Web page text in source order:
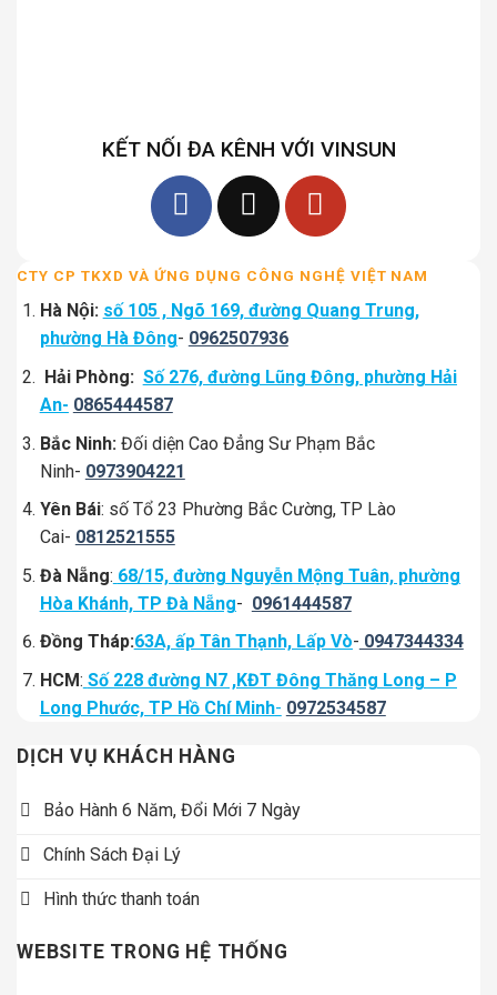
KẾT NỐI ĐA KÊNH VỚI VINSUN
CTY CP TKXD VÀ ỨNG DỤNG CÔNG NGHỆ VIỆT NAM
Hà Nội: số 105 , Ngõ 169, đường Quang Trung,
phường Hà Đông- 0962507936
Hải Phòng: Số 276, đường Lũng Đông, phường Hải
An- 0865444587
Bắc Ninh: Đối diện Cao Đẳng Sư Phạm Bắc
Ninh- 0973904221
Yên Bái: số Tổ 23 Phường Bắc Cường, TP Lào
Cai- 0812521555
Đà Nẵng: 68/15, đường Nguyễn Mộng Tuân, phường
Hòa Khánh, TP Đà Nẵng- 0961444587
Đồng Tháp:63A, ấp Tân Thạnh, Lấp Vò- 0947344334
HCM: Số 228 đường N7 ,KĐT Đông Thăng Long – P
Long Phước, TP Hồ Chí Minh- 0972534587
DỊCH VỤ KHÁCH HÀNG
Bảo Hành 6 Năm, Đổi Mới 7 Ngày
Chính Sách Đại Lý
Hình thức thanh toán
WEBSITE TRONG HỆ THỐNG